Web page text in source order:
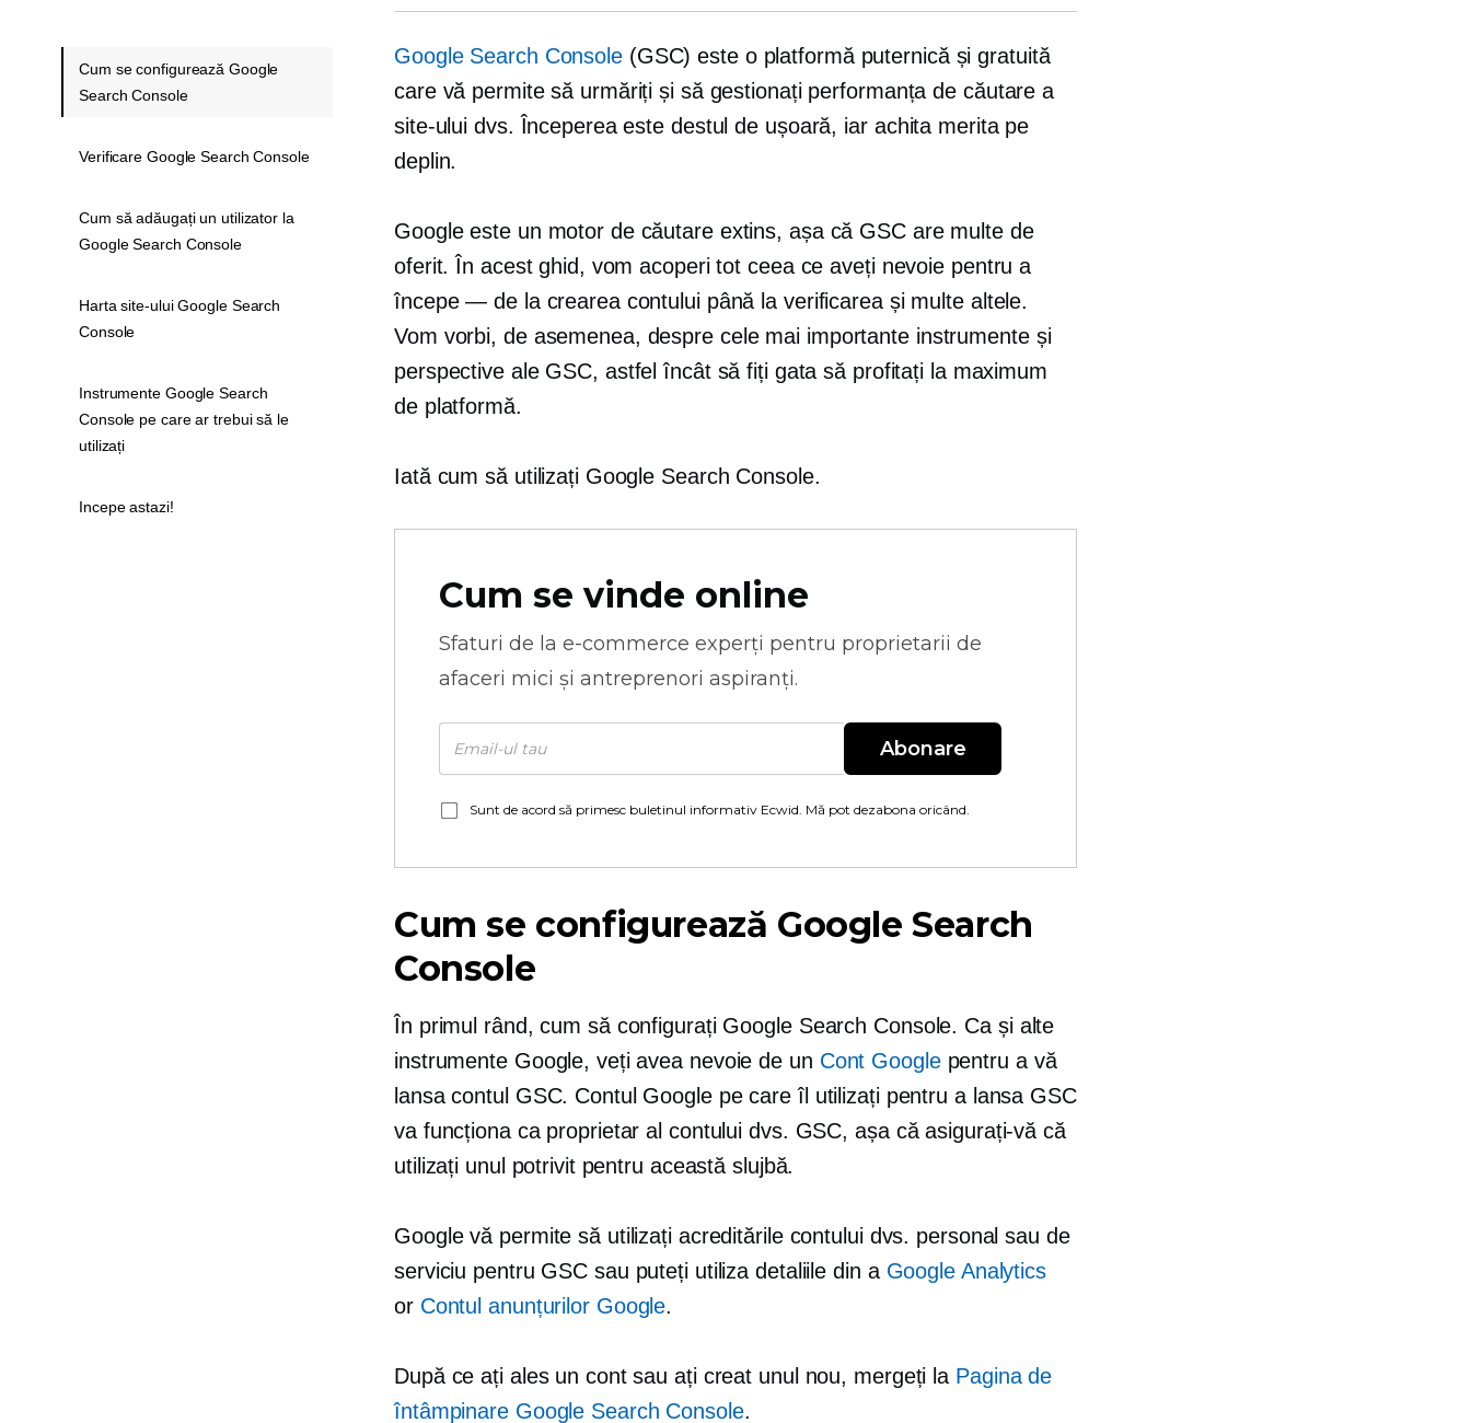
Google Search Console(GSC) este o platformă puternică și gratuită
care vă permite să urmăriți și să gestionați performanța de căutare a
site-ului dvs. Începerea este destul de ușoară, iar achita merita pe
deplin.
Google este un motor de căutare extins, așa că GSC are multe de
oferit. În acest ghid, vom acoperi tot ceea ce aveți nevoie pentru a
începe — de la crearea contului până la verificarea și multe altele.
Vom vorbi, de asemenea, despre cele mai importante instrumente și
perspective ale GSC, astfel încât să fiți gata să profitați la maximum
de platformă.
Iată cum să utilizați Google Search Console.
Cum se vinde online
Sfaturi de la e-commerce experți pentru proprietarii de
afaceri mici și antreprenori aspiranți.
Abonare
Sunt de acord să primesc buletinul informativ Ecwid. Mă pot dezabona oricând.
Cum se configurează Google Search
Console
În primul rând, cum să configurați Google Search Console. Ca și alte
instrumente Google, veți avea nevoie de un Cont Googlepentru a vă
lansa contul GSC. Contul Google pe care îl utilizați pentru a lansa GSC
va funcționa ca proprietar al contului dvs. GSC, așa că asigurați-vă că
utilizați unul potrivit pentru această slujbă.
Google vă permite să utilizați acreditările contului dvs. personal sau de
serviciu pentru GSC sau puteți utiliza detaliile din a Google Analytics
or Contul anunțurilor Google.
După ce ați ales un cont sau ați creat unul nou, mergeți la Pagina de
întâmpinare Google Search Console.
Cum se configurează Google
Search Console
Verificare Google Search Console
Cum să adăugați un utilizator la
Google Search Console
Harta site-ului Google Search
Console
Instrumente Google Search
Console pe care ar trebui să le
utilizați
Incepe astazi!